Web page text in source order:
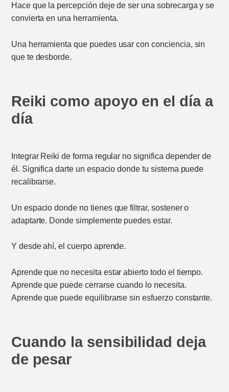
Hace que la percepción deje de ser una sobrecarga y se
convierta en una herramienta.
Una herramienta que puedes usar con conciencia, sin
que te desborde.
Reiki como apoyo en el día a
día
Integrar Reiki de forma regular no significa depender de
él. Significa darte un espacio donde tu sistema puede
recalibrarse.
Un espacio donde no tienes que filtrar, sostener o
adaptarte. Donde simplemente puedes estar.
Y desde ahí, el cuerpo aprende.
Aprende que no necesita estar abierto todo el tiempo.
Aprende que puede cerrarse cuando lo necesita.
Aprende que puede equilibrarse sin esfuerzo constante.
Cuando la sensibilidad deja
de pesar